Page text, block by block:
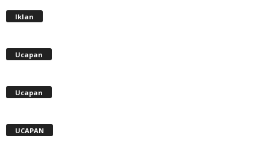
Iklan
Ucapan
Ucapan
UCAPAN